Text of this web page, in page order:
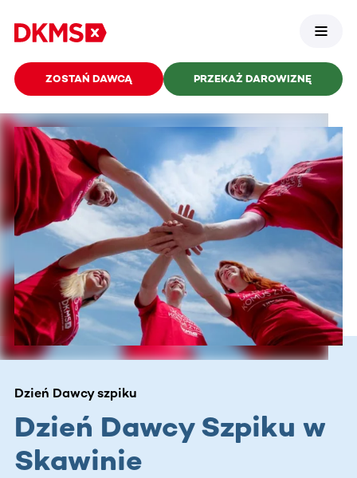
ZOSTAŃ DAWCĄ PRZEKAŻ DAROWIZNĘ
Dzień Dawcy szpiku
Dzień Dawcy Szpiku w
Skawinie